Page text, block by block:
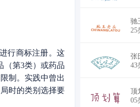
行商标注册。这
（第3类）或药品
制。实践中曾出
时的类别选择要
驰
25
￥
张
43
￥
顶
05
￥